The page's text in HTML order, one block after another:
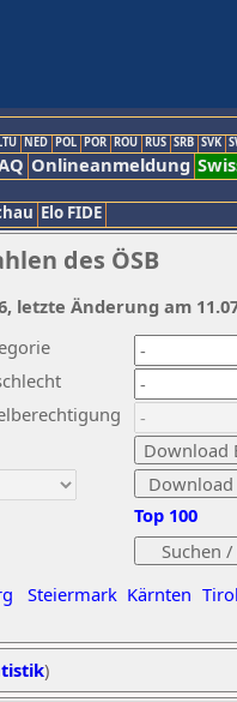
NED POL POR ROU RUS SRB SVK
Onlineanmeldung
Elo FIDE
des ÖSB
Steiermark Kärnten Tirol
Top 100
letzte Änderung am
)